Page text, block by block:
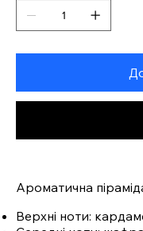
Ароматична
Верхні ноти: